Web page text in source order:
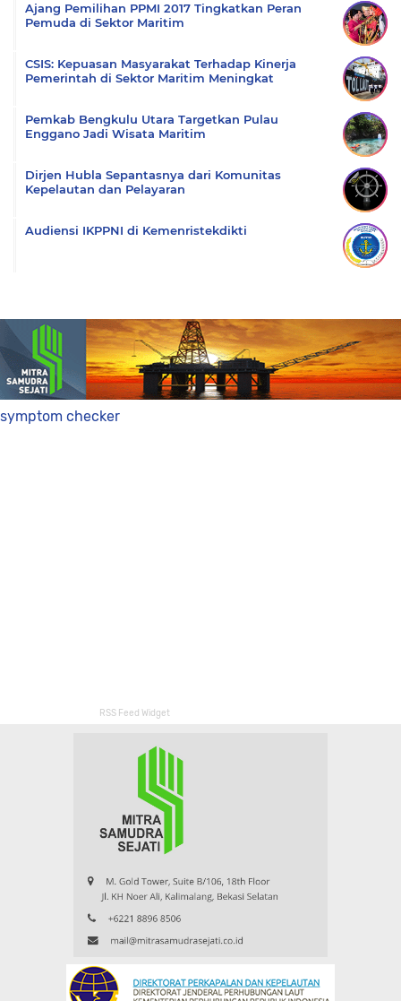
Ajang Pemilihan PPMI 2017 Tingkatkan Peran
Pemuda di Sektor Maritim
CSIS: Kepuasan Masyarakat Terhadap Kinerja
Pemerintah di Sektor Maritim Meningkat
Pemkab Bengkulu Utara Targetkan Pulau
Enggano Jadi Wisata Maritim
Dirjen Hubla Sepantasnya dari Komunitas
Kepelautan dan Pelayaran
Audiensi IKPPNI di Kemenristekdikti
symptom checker
RSS Feed Widget